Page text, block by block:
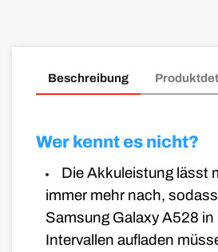
Beschreibung
Wer kennt es nicht?
Die Akkuleistung lässt
immer mehr nach,
Samsung Galaxy A528 in
Intervallen aufladen